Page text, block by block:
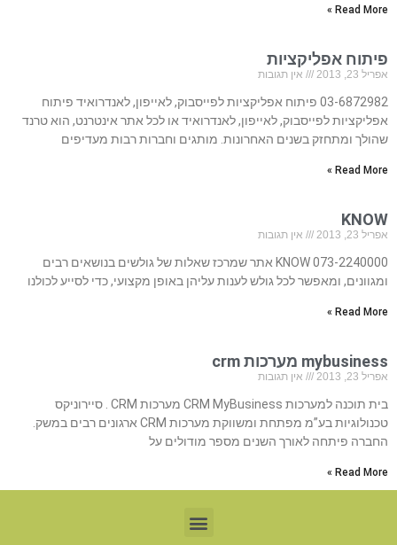
Read More »
פיתוח אפליקציות
אפריל 23, 2013 אין תגובות
03-6872982 פיתוח אפליקציות לפייסבוק, לאייפון, לאנדרואיד פיתוח
אפליקציות לפייסבוק, לאייפון, לאנדרואיד או לכל אתר אינטרנט, הוא טרנד
שהולך ומתחזק בשנים האחרונות. מותגים וחברות רבות מעדיפים
Read More »
KNOW
אפריל 23, 2013 אין תגובות
073-2240000 KNOW אתר שמרכז שאלות של גולשים בנושאים רבים
ומגוונים, ומאפשר לכל גולש לענות עליהן באופן מקצועי, כדי לסייע לכולנו
Read More »
mybusiness מערכות crm
אפריל 23, 2013 אין תגובות
בית תוכנה למערכות CRM MyBusiness מערכות CRM . סיירוניקס
טכנולוגיות בע”מ מפתחת ומשווקת מערכות CRM ארגונים רבים במשק.
החברה פיתחה לאורך השנים מספר מודולים על
Read More »